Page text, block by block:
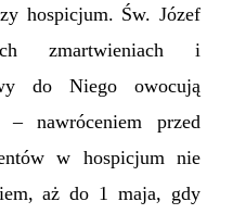
hospicjum. Św. Józef
zmartwieniach i
do Niego owocują
– nawróceniem przed
w hospicjum nie
aż do 1 maja, gdy